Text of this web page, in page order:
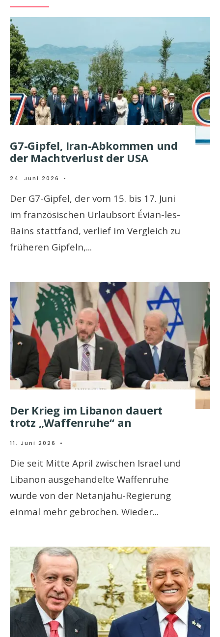
G7-Gipfel, Iran-Abkommen und
der Machtverlust der USA
24. Juni 2026 •
Der G7-Gipfel, der vom 15. bis 17. Juni
im französischen Urlaubsort Évian-les-
Bains stattfand, verlief im Vergleich zu
früheren Gipfeln,...
Der Krieg im Libanon dauert
trotz „Waffenruhe“ an
11. Juni 2026 •
Die seit Mitte April zwischen Israel und
Libanon ausgehandelte Waffenruhe
wurde von der Netanjahu-Regierung
einmal mehr gebrochen. Wieder...